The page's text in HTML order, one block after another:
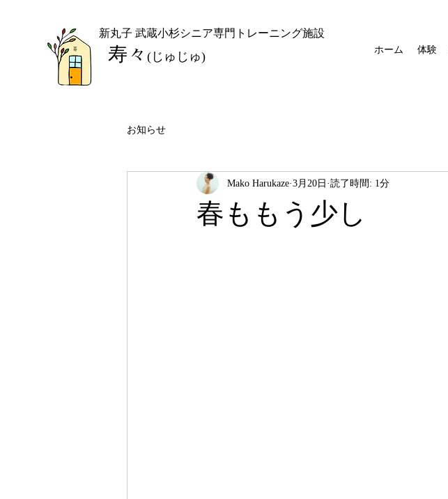
​寿々 (じゅじゅ)
ホーム 体験
​新丸子 武蔵小杉シニア専門トレーニング施設
お知らせ
春ももう少し
Mako Harukaze 3月20日 読了時間: 1分